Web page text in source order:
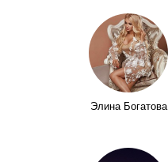
Элина Богатова